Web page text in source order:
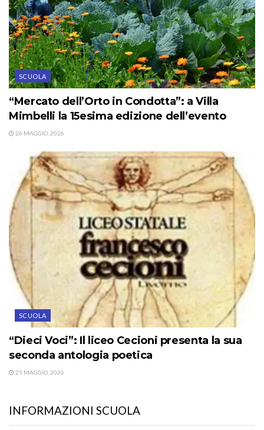
SCUOLA
“Mercato dell’Orto in Condotta”: a Villa
Mimbelli la 15esima edizione dell’evento
26 MAGGIO, 2026
SCUOLA
“Dieci Voci”: Il liceo Cecioni presenta la sua
seconda antologia poetica
25 MAGGIO, 2026
INFORMAZIONI SCUOLA